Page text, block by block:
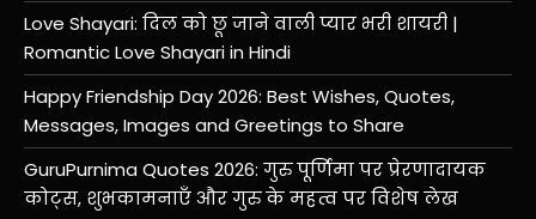
Love Shayari: दिल को छू जाने वाली प्यार भरी शायरी |
Romantic Love Shayari in Hindi
Happy Friendship Day 2026: Best Wishes, Quotes,
Messages, Images and Greetings to Share
GuruPurnima Quotes 2026: गुरु पूर्णिमा पर प्रेरणादायक
कोट्स, शुभकामनाएँ और गुरु के महत्व पर विशेष लेख